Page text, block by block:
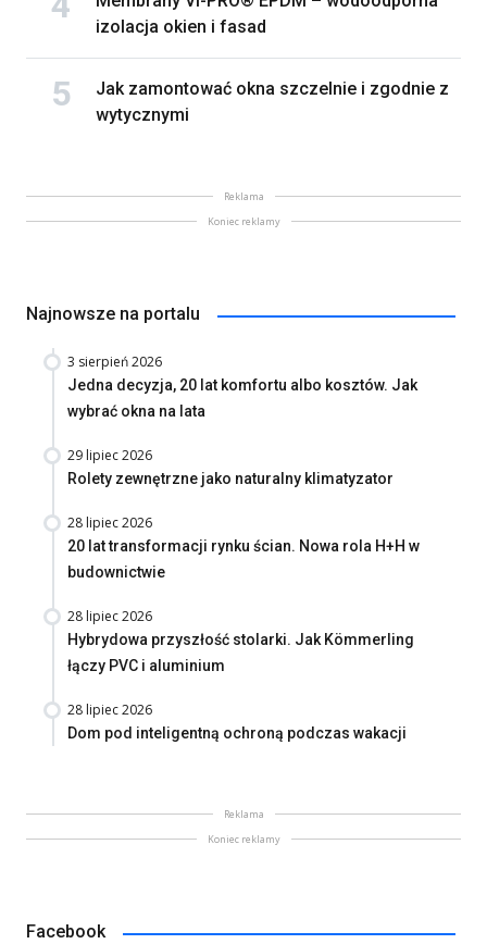
izolacja okien i fasad
Jak zamontować okna szczelnie i zgodnie z
wytycznymi
Reklama
Koniec reklamy
Najnowsze na portalu
3 sierpień 2026
Jedna decyzja, 20 lat komfortu albo kosztów. Jak
wybrać okna na lata
29 lipiec 2026
Rolety zewnętrzne jako naturalny klimatyzator
28 lipiec 2026
20 lat transformacji rynku ścian. Nowa rola H+H w
budownictwie
28 lipiec 2026
Hybrydowa przyszłość stolarki. Jak Kömmerling
łączy PVC i aluminium
28 lipiec 2026
Dom pod inteligentną ochroną podczas wakacji
Reklama
Koniec reklamy
Facebook